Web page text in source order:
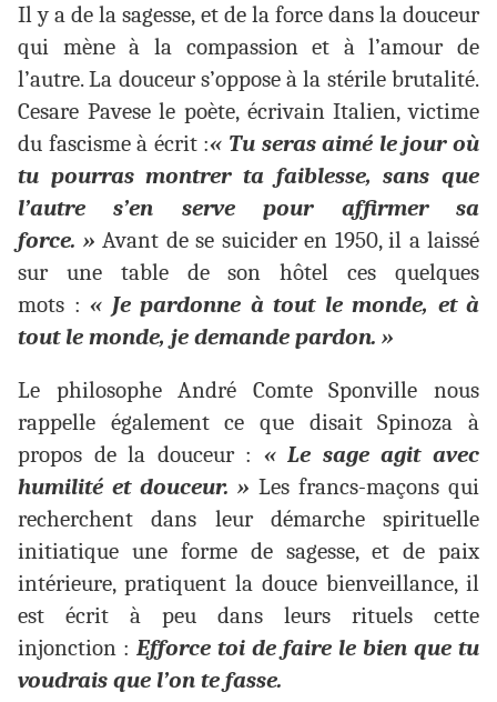
Il y a de la sagesse, et de la force dans la douceur
qui mène à la compassion et à l’amour de
l’autre. La douceur s’oppose à la stérile brutalité.
Cesare Pavese le poète, écrivain Italien, victime
du fascisme à écrit :« Tu seras aimé le jour où
tu pourras montrer ta faiblesse, sans que
l’autre s’en serve pour affirmer sa
force. » Avant de se suicider en 1950, il a laissé
sur une table de son hôtel ces quelques
mots : « Je pardonne à tout le monde, et à
tout le monde, je demande pardon. »
Le philosophe André Comte Sponville nous
rappelle également ce que disait Spinoza à
propos de la douceur : « Le sage agit avec
humilité et douceur. » Les francs-maçons qui
recherchent dans leur démarche spirituelle
initiatique une forme de sagesse, et de paix
intérieure, pratiquent la douce bienveillance, il
est écrit à peu dans leurs rituels cette
injonction : Efforce toi de faire le bien que tu
voudrais que l’on te fasse.